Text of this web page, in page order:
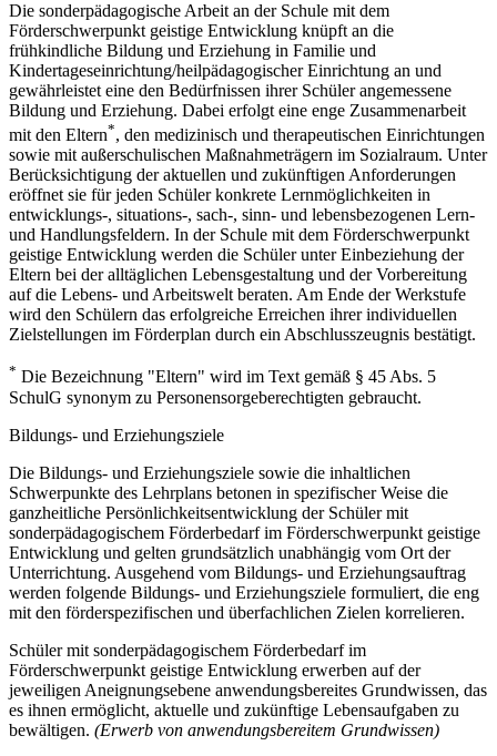
Die sonderpädagogische Arbeit an der Schule mit dem
Förderschwerpunkt geistige Entwicklung knüpft an die
frühkindliche Bildung und Erziehung in Familie und
Kindertageseinrichtung/heilpädagogischer Einrichtung an und
gewährleistet eine den Bedürfnissen ihrer Schüler angemessene
Bildung und Erziehung. Dabei erfolgt eine enge Zusammenarbeit
mit den Eltern*, den medizinisch und therapeutischen Einrichtungen
sowie mit außerschulischen Maßnahmeträgern im Sozialraum. Unter
Berücksichtigung der aktuellen und zukünftigen Anforderungen
eröffnet sie für jeden Schüler konkrete Lernmöglichkeiten in
entwicklungs-, situations-, sach-, sinn- und lebensbezogenen Lern-
und Handlungsfeldern. In der Schule mit dem Förderschwerpunkt
geistige Entwicklung werden die Schüler unter Einbeziehung der
Eltern bei der alltäglichen Lebensgestaltung und der Vorbereitung
auf die Lebens- und Arbeitswelt beraten. Am Ende der Werkstufe
wird den Schülern das erfolgreiche Erreichen ihrer individuellen
Zielstellungen im Förderplan durch ein Abschlusszeugnis bestätigt.
* Die Bezeichnung "Eltern" wird im Text gemäß § 45 Abs. 5
SchulG synonym zu Personensorgeberechtigten gebraucht.
Bildungs- und Erziehungsziele
Die Bildungs- und Erziehungsziele sowie die inhaltlichen
Schwerpunkte des Lehrplans betonen in spezifischer Weise die
ganzheitliche Persönlichkeitsentwicklung der Schüler mit
sonderpädagogischem Förderbedarf im Förderschwerpunkt geistige
Entwicklung und gelten grundsätzlich unabhängig vom Ort der
Unterrichtung. Ausgehend vom Bildungs- und Erziehungsauftrag
werden folgende Bildungs- und Erziehungsziele formuliert, die eng
mit den förderspezifischen und überfachlichen Zielen korrelieren.
Schüler mit sonderpädagogischem Förderbedarf im
Förderschwerpunkt geistige Entwicklung erwerben auf der
jeweiligen Aneignungsebene anwendungsbereites Grundwissen, das
es ihnen ermöglicht, aktuelle und zukünftige Lebensaufgaben zu
bewältigen. (Erwerb von anwendungsbereitem Grundwissen)